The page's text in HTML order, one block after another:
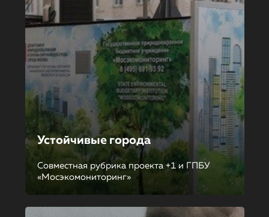
Устойчивые города
Совместная рубрика проекта +1 и ГПБУ
«Мосэкомониторинг»